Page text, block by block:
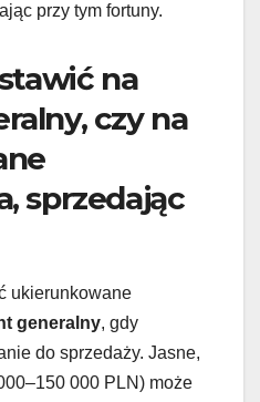
przy tym fortuny.
na
czy na
sprzedając
ukierunkowane
generalny, gdy
do sprzedaży. Jasne,
000 PLN) może